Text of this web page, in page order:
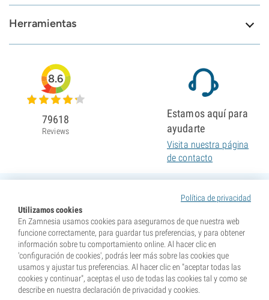
Herramientas
Política de privacidad
Utilizamos cookies
En Zamnesia usamos cookies para asegurarnos de que nuestra web
funcione correctamente, para guardar tus preferencias, y para obtener
información sobre tu comportamiento online. Al hacer clic en
'configuración de cookies', podrás leer más sobre las cookies que
usamos y ajustar tus preferencias. Al hacer clic en "aceptar todas las
cookies y continuar", aceptas el uso de todas las cookies tal y como se
describe en nuestra declaración de privacidad y cookies.
8.6
79618
Reviews
Estamos aquí para
ayudarte
Visita nuestra página
de contacto